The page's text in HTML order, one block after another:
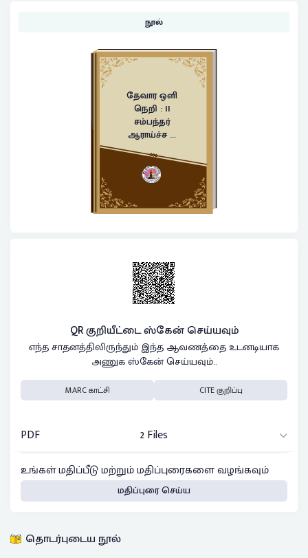
நூல்
தேவார ஒளி
நெறி : II
சம்பந்தர்
ஆராய்ச்ச ...
QR குறியீட்டை ஸ்கேன் செய்யவும்
எந்த சாதனத்திலிருந்தும் இந்த ஆவணத்தை உடனடியாக
அணுக ஸ்கேன் செய்யவும்..
MARC காட்சி CITE குறிப்பு
PDF
2 Files
உங்கள் மதிப்பீடு மற்றும் மதிப்புரைகளை வழங்கவும்
மதிப்புரை செய்ய
தொடர்புடைய நூல்